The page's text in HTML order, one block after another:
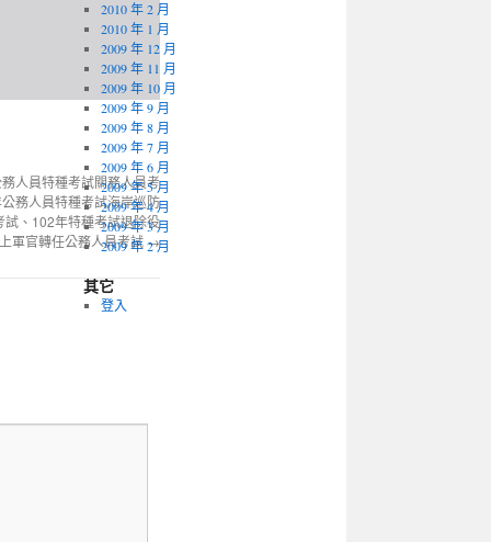
人員特種考試關務人員考
務人員特種考試海岸巡防
、102年特種考試退除役
軍官轉任公務人員考試→
2010 年 2 月
2010 年 1 月
2009 年 12 月
2009 年 11 月
2009 年 10 月
2009 年 9 月
2009 年 8 月
2009 年 7 月
2009 年 6 月
2009 年 5 月
2009 年 4 月
2009 年 3 月
2009 年 2 月
其它
登入